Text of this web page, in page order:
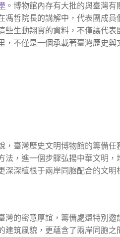
。博物館內存有大批的與臺灣
馮哲院長的講解中，代表團成
些生動翔實的資料，不僅讓代
，不僅是一個承載著臺灣歷史
，臺灣歷史文明博物館的籌備
法，進一個步驟弘揚中華文明
深深植根于兩岸同胞配合的文明
灣的密意厚誼，籌備處還特別
建筑風貌，更蘊含了兩岸同胞之